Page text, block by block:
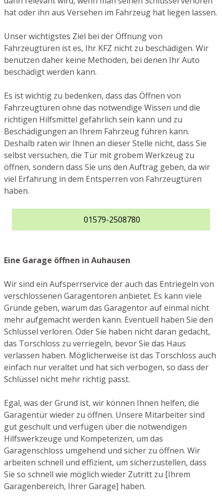
hat oder ihn aus Versehen im Fahrzeug hat liegen lassen.
Unser wichtigstes Ziel bei der Öffnung von
Fahrzeugtüren ist es, Ihr KFZ nicht zu beschädigen. Wir
benutzen daher keine Methoden, bei denen Ihr Auto
beschädigt werden kann.
Es ist wichtig zu bedenken, dass das Öffnen von
Fahrzeugtüren ohne das notwendige Wissen und die
richtigen Hilfsmittel gefährlich sein kann und zu
Beschädigungen an Ihrem Fahrzeug führen kann.
Deshalb raten wir Ihnen an dieser Stelle nicht, dass Sie
selbst versuchen, die Tür mit grobem Werkzeug zu
öffnen, sondern dass Sie uns den Auftrag geben, da wir
viel Erfahrung in dem Entsperren von Fahrzeugtüren
haben.
01579-2508780
Eine Garage öffnen in Auhausen
Wir sind ein Aufsperrservice der auch das Entriegeln von
verschlossenen Garagentoren anbietet. Es kann viele
Gründe geben, warum das Garagentor auf einmal nicht
mehr aufgemacht werden kann. Eventuell haben Sie den
Schlüssel verloren. Oder Sie haben nicht daran gedacht,
das Torschloss zu verriegeln, bevor Sie das Haus
verlassen haben. Möglicherweise ist das Torschloss auch
einfach nur veraltet und hat sich verbogen, so dass der
Schlüssel nicht mehr richtig passt.
Egal, was der Grund ist, wir können Ihnen helfen, die
Garagentür wieder zu öffnen. Unsere Mitarbeiter sind
gut geschult und verfügen über die notwendigen
Hilfswerkzeuge und Kompetenzen, um das
Garagenschloss umgehend und sicher zu öffnen. Wir
arbeiten schnell und effizient, um sicherzustellen, dass
Sie so schnell wie möglich wieder Zutritt zu [Ihrem
Garagenbereich, Ihrer Garage] haben.